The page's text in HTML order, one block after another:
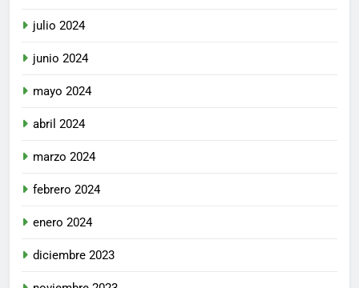
julio 2024
junio 2024
mayo 2024
abril 2024
marzo 2024
febrero 2024
enero 2024
diciembre 2023